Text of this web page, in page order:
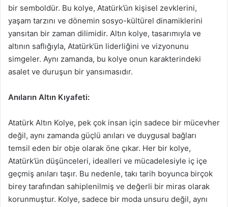
bir semboldür. Bu kolye, Atatürk’ün kişisel zevklerini,
yaşam tarzını ve dönemin sosyo-kültürel dinamiklerini
yansıtan bir zaman dilimidir. Altın kolye, tasarımıyla ve
altının saflığıyla, Atatürk’ün liderliğini ve vizyonunu
simgeler. Aynı zamanda, bu kolye onun karakterindeki
asalet ve duruşun bir yansımasıdır.
Anıların Altın Kıyafeti:
Atatürk Altın Kolye, pek çok insan için sadece bir mücevher
değil, aynı zamanda güçlü anıları ve duygusal bağları
temsil eden bir obje olarak öne çıkar. Her bir kolye,
Atatürk’ün düşünceleri, idealleri ve mücadelesiyle iç içe
geçmiş anıları taşır. Bu nedenle, takı tarih boyunca birçok
birey tarafından sahiplenilmiş ve değerli bir miras olarak
korunmuştur. Kolye, sadece bir moda unsuru değil, aynı